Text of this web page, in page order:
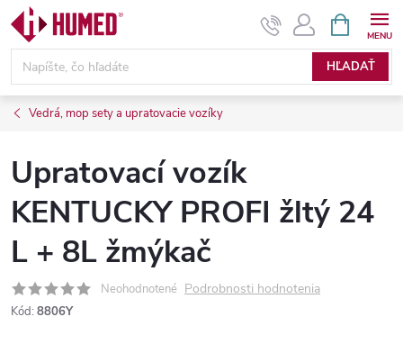
Prejsť
obsah
HĽADAŤ
KOŠÍK
Vedrá, mop sety a upratovacie vozíky
Upratovací vozík
KENTUCKY PROFI žltý 24
L + 8L žmýkač
Neohodnotené Podrobnosti hodnotenia
Kód: 8806Y